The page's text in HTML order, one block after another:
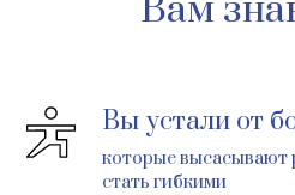
Вам
Вы устали от
которые высасывают
стать гибкими